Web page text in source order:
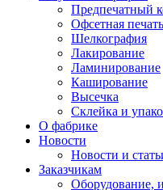
Предпечатный
Офсетная печать
Шелкография
Лакирование
Ламинирование
Каширование
Высечка
Склейка и
О фабрике
Новости
Новости и
Заказчикам
Оборудование,